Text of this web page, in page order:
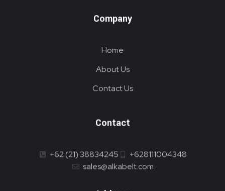
Company
Home
About Us
Contact Us
Contact
+62 (21) 38834245
+628111004348
sales@alkabelt.com